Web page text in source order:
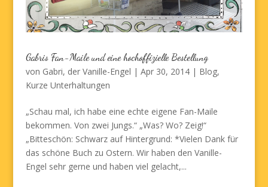
Gabris Fan-Maile und eine hochoffizielle Bestellung
von Gabri, der Vanille-Engel | Apr 30, 2014| Blog,
Kurze Unterhaltungen
„Schau mal, ich habe eine echte eigene Fan-Maile
bekommen. Von zwei Jungs.“ „Was? Wo? Zeig!“
„Bitteschön: Schwarz auf Hintergrund: *Vielen Dank für
das schöne Buch zu Ostern. Wir haben den Vanille-
Engel sehr gerne und haben viel gelacht,...